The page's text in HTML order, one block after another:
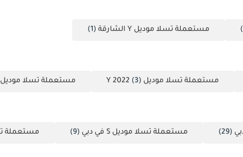
مستعملة تسلا موديل Y الشارقة (1)
مستعملة تسلا موديل Y 2022 (3) مستعملة تسلا موديل Y 2025
(29) مستعملة تسلا موديل S في دبي (9) مستعملة